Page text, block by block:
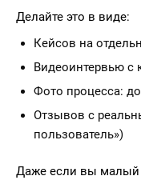
Делайте это в виде:
Кейсов на
Видеоинтервью с
Фото процесса:
Отзывов с
пользователь»)
Даже если вы малый